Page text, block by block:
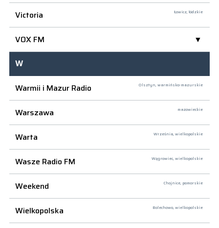
Victoria Łowicz, łódzkie
VOX FM
W
Warmii i Mazur Radio
Olsztyn, warmińsko-mazurskie
Warszawa mazowieckie
Warta Września, wielkopolskie
Wasze Radio FM Wągrowiec, wielkopolskie
Weekend Chojnice, pomorskie
Wielkopolska Bolechowo, wielkopolskie